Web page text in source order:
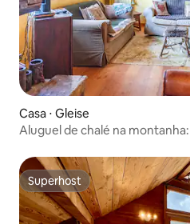
Casa ⋅ Gleise
Aluguel de chalé na
Superhost
Superhost